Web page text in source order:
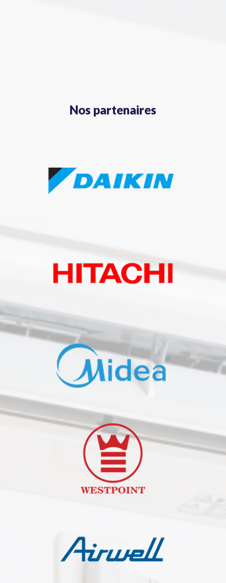
Nos partenaires